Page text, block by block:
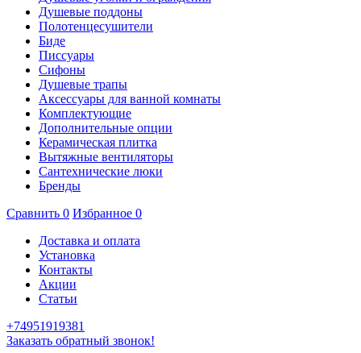
Душевые поддоны
Полотенцесушители
Биде
Писсуары
Сифоны
Душевые трапы
Аксессуары для ванной комнаты
Комплектующие
Дополнительные опции
Керамическая плитка
Вытяжные вентиляторы
Сантехнические люки
Бренды
Сравнить 0 Избранное 0
Доставка и оплата
Установка
Контакты
Акции
Статьи
+74951919381
Заказать обратный звонок!